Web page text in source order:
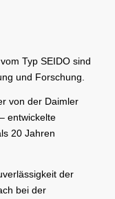
Typ SEIDO sind
und Forschung.
von der Daimler
entwickelte
20 Jahren
der
bei der